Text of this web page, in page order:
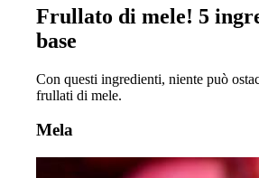
Frullato di mele! 5
base
Con questi ingredienti, niente può
frullati di mele.
Mela